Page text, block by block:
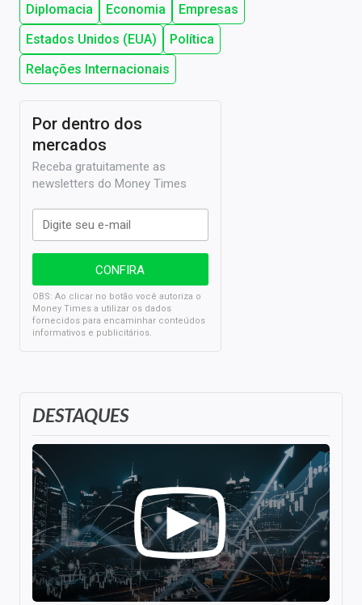
Diplomacia
Economia
Empresas
Estados Unidos (EUA)
Política
Relações Internacionais
DESTAQUES
Por dentro dos
mercados
Receba gratuitamente as
newsletters do Money Times
OBS: Ao clicar no botão você autoriza o
Money Times a utilizar os dados
fornecidos para encaminhar conteúdos
informativos e publicitários.